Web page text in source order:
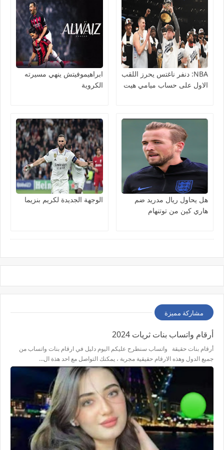
NBA: دنفر ناغتس يحرز اللقب
الاول على حساب ميامي هيت
ابراهيموفيتش ينهي مسيرته
الكروية
هل يحاول ريال مدريد ضم
هاري كين من توتنهام
الوجهة الجديدة لكريم بنزيما
مشاركة مميزة
أرقام واتساب بنات ثريات 2024
أرقام بنات حقيقة واتساب سنطرح عليكم اليوم دليل في ارقام بنات واتساب من
جميع الدول وهذه الارقام حقيقية مجربة ، يمكنك التواصل مع احد هذة ال…